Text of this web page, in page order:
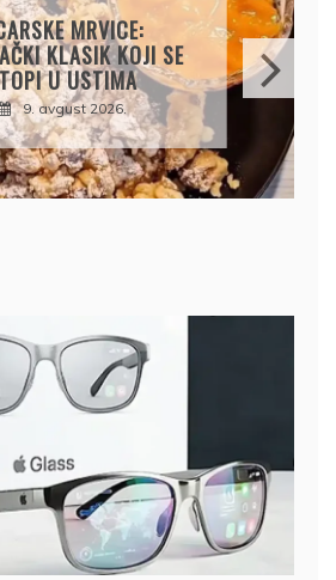
S BOROVNICAMA:
KOLAČ BEZ
KOJI OSVAJA NA
PRVI ZALOGAJ
9. avgust 2026.